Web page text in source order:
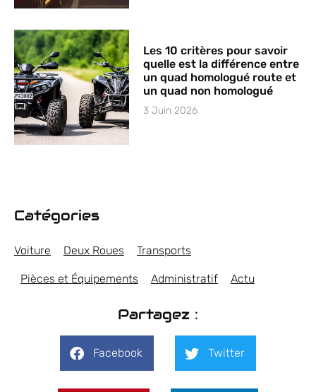
Les 10 critères pour savoir
quelle est la différence entre
un quad homologué route et
un quad non homologué
3 Juin 2026
Catégories
Voiture Deux Roues Transports
Pièces et Équipements Administratif Actu
Partagez :
Facebook Twitter